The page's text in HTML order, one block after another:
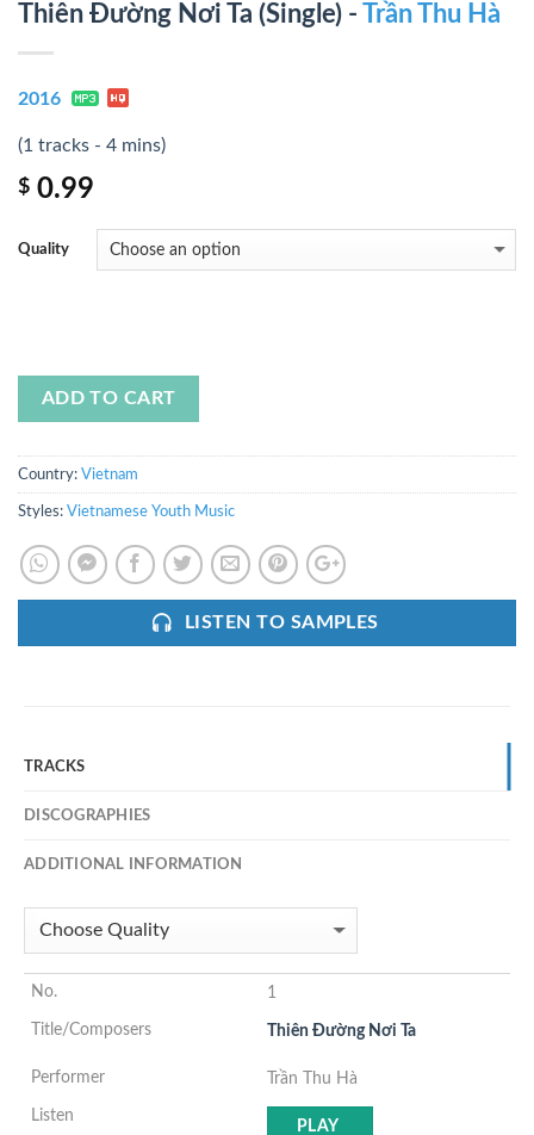
Thiên Đường Nơi Ta (Single) - Trần Thu Hà
2016
(1 tracks - 4 mins)
$ 0.99
Quality
ADD TO CART
Country: Vietnam
Styles: Vietnamese Youth Music
LISTEN TO SAMPLES
TRACKS
DISCOGRAPHIES
ADDITIONAL INFORMATION
1
Thiên Đường Nơi Ta
Trần Thu Hà
PLAY